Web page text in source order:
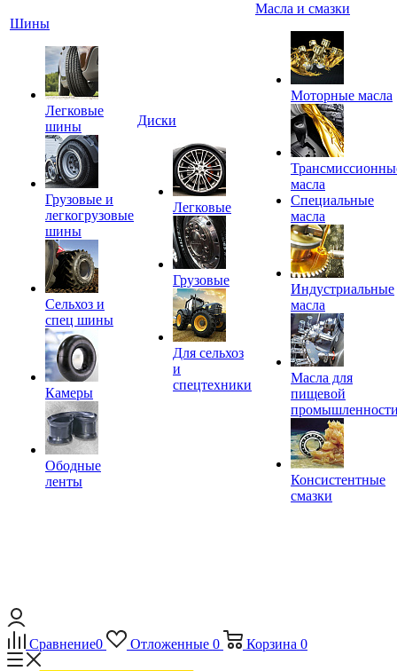
Шины
Легковые
шины
Грузовые и
легкогрузовые
шины
Сельхоз и
спец шины
Камеры
Ободные
ленты
Диски
Легковые
Грузовые
Для сельхоз
и
спецтехники
Масла и смазки
Моторные масла
масла
Специальные
масла
Индустриальные
масла
Масла для
пищевой
Консистентные
смазки
Сравнение0 Отложенные 0 Корзина 0